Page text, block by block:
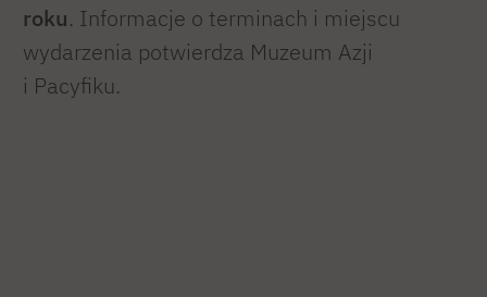
roku. Informacje o terminach i miejscu
wydarzenia potwierdza Muzeum Azji
i Pacyfiku.